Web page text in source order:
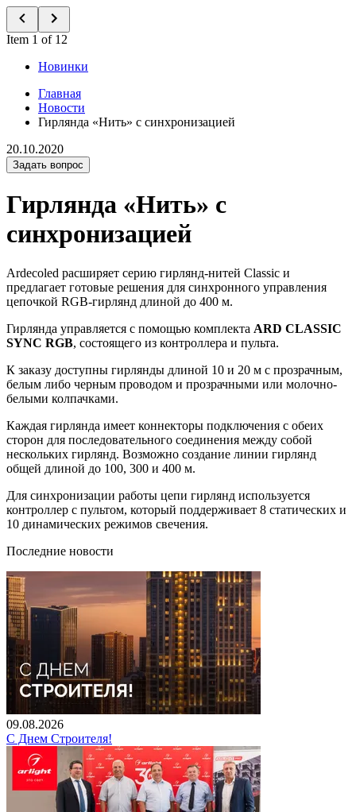
Item 1 of 12
Новинки
Главная
Новости
Гирлянда «Нить» с синхронизацией
20.10.2020
Задать вопрос
Гирлянда «Нить» с
синхронизацией
Ardecoled расширяет серию гирлянд-нитей Classic и
предлагает готовые решения для синхронного управления
цепочкой RGB-гирлянд длиной до 400 м.
Гирлянда управляется с помощью комплекта ARD CLASSIC
SYNC RGB, состоящего из контроллера и пульта.
К заказу доступны гирлянды длиной 10 и 20 м с прозрачным,
белым либо черным проводом и прозрачными или молочно-
белыми колпачками.
Каждая гирлянда имеет коннекторы подключения с обеих
сторон для последовательного соединения между собой
нескольких гирлянд. Возможно создание линии гирлянд
общей длиной до 100, 300 и 400 м.
Для синхронизации работы цепи гирлянд используется
контроллер с пультом, который поддерживает 8 статических и
10 динамических режимов свечения.
Последние новости
09.08.2026
С Днем Строителя!